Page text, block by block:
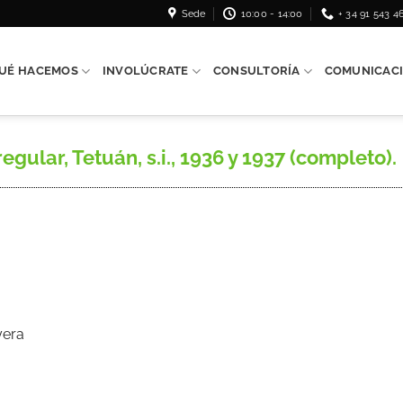
Sede 10:00 - 14:00 + 34 91 543
HACEMOS INVOLÚCRATE CONSULTORÍA
Tetuán, s.i., 1936 y 1937 (completo).